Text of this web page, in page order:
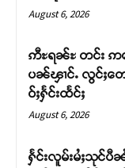
August 6, 2026
ဢီႊရၼ်ႊ တင်း ဢ
ပၼ်ၾၢင်ႉ လွင်ႈတေ
ဝ်ႈႁႅင်းထႅင်ႈ
August 6, 2026
ႁႅင်းလူမ်းမႆႈသုင်ပီၼႆ